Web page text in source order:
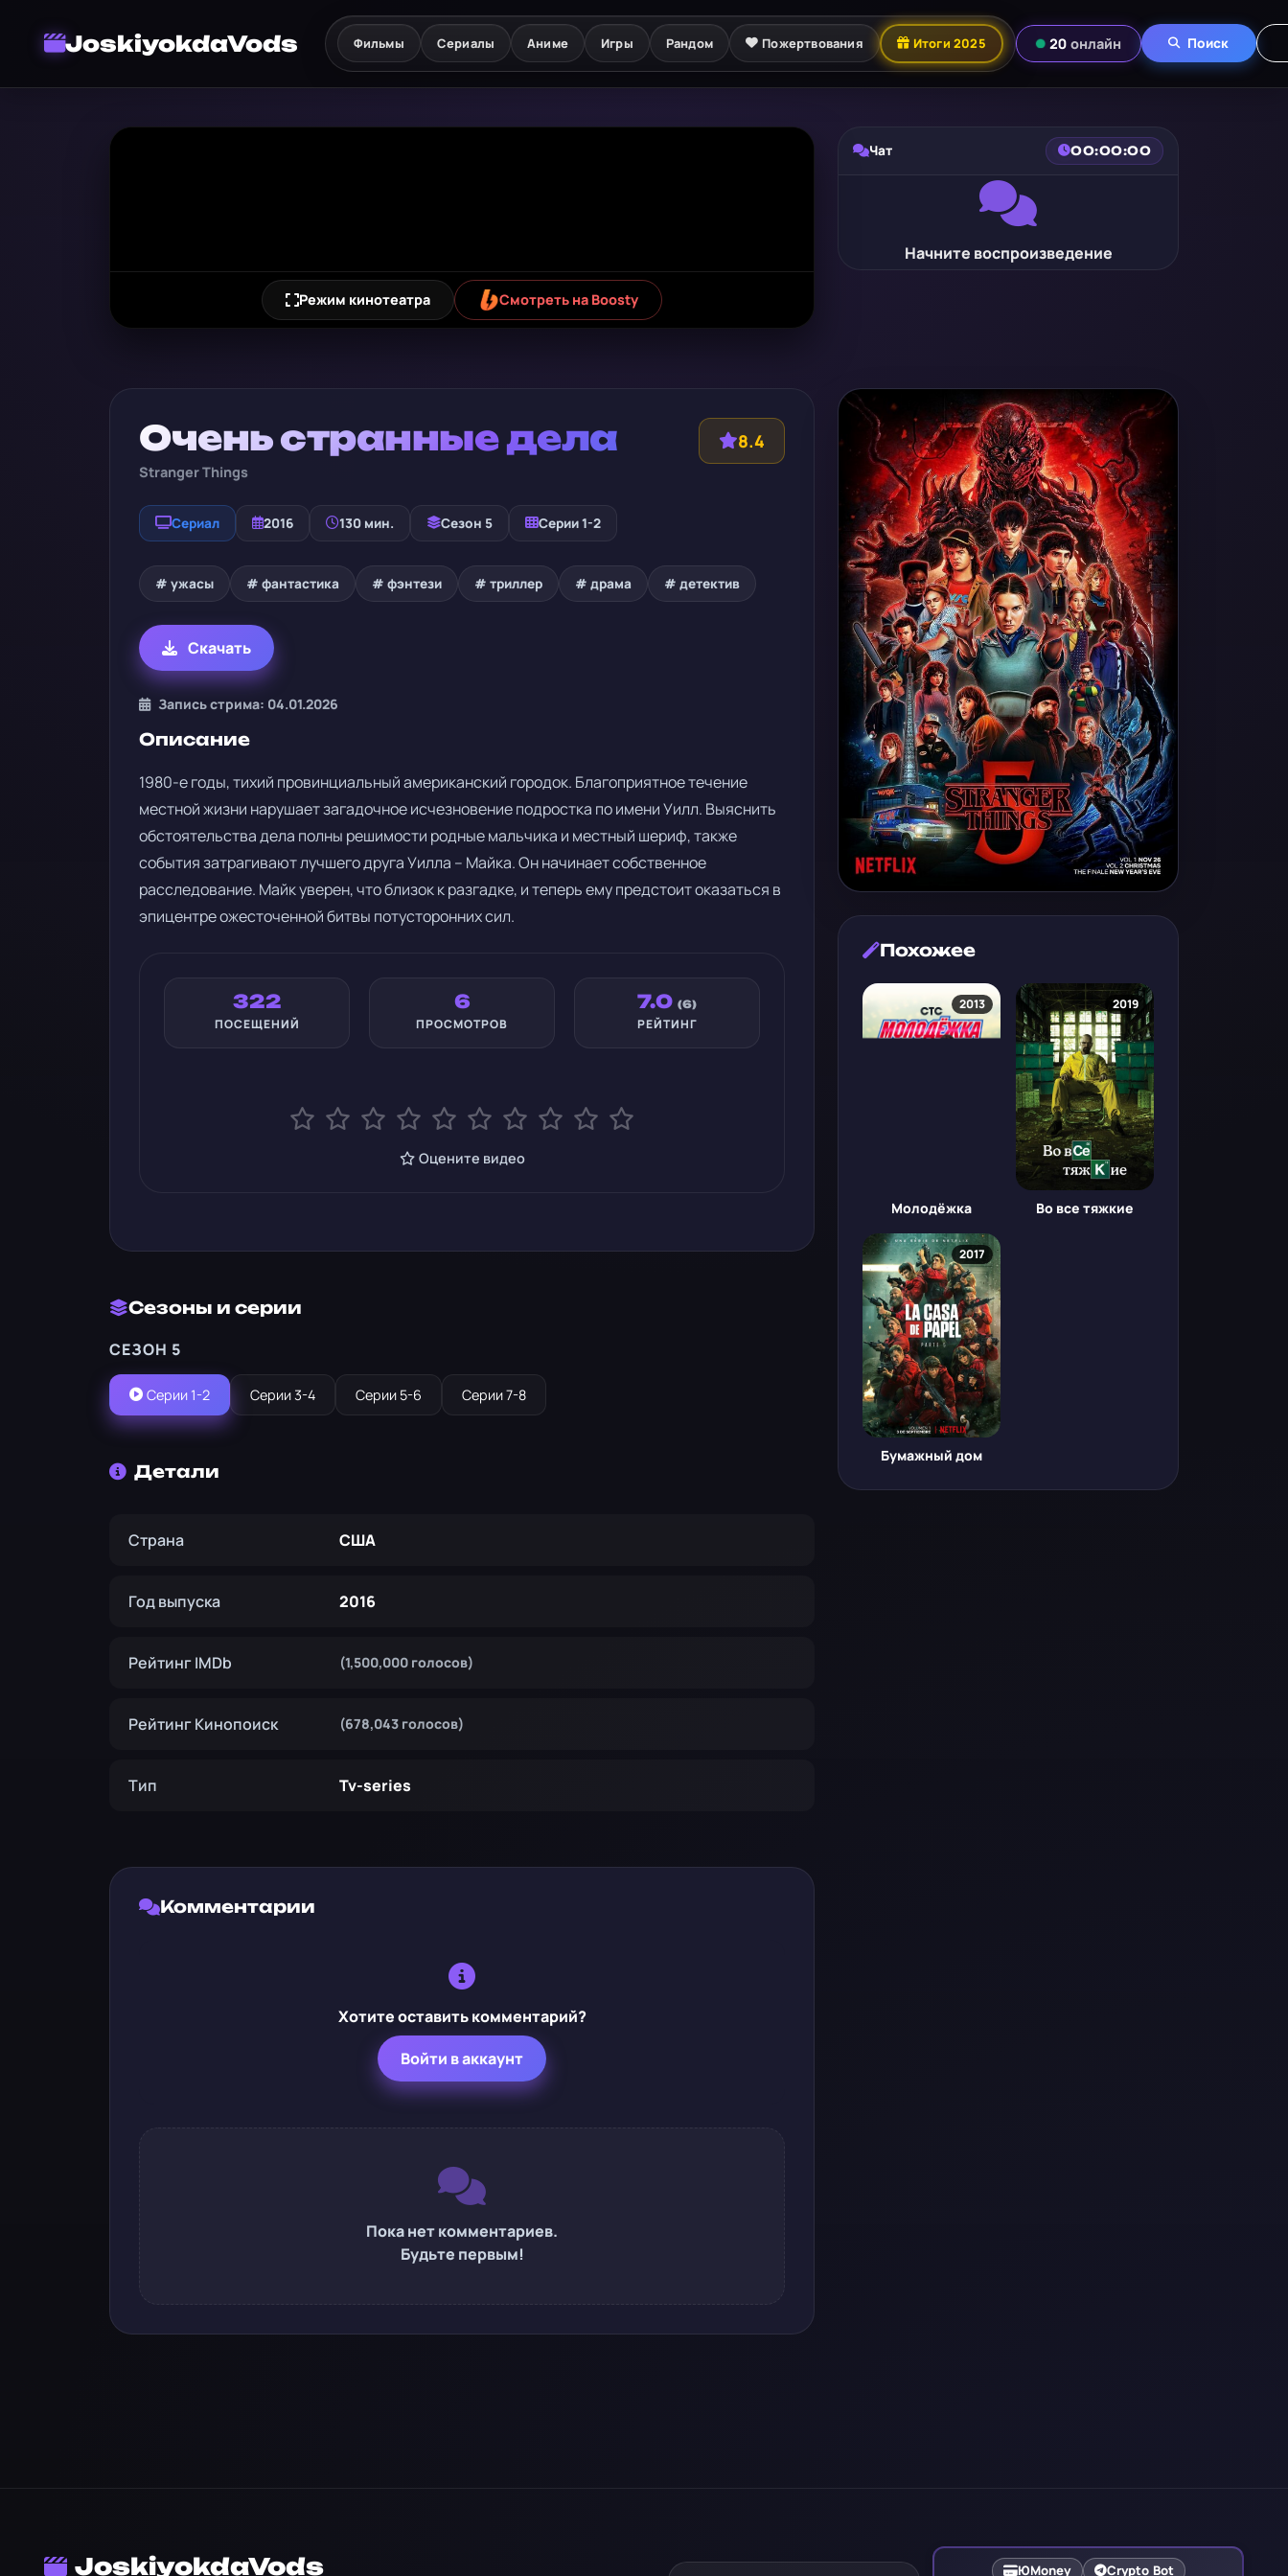
JoskiyokdaVods Фильмы Сериалы Аниме Игры Рандом Пожертвования Итоги 2025 20 онлайн Поиск
Режим кинотеатра Смотреть на Boosty
Чат 00:00:00
Начните воспроизведение
Очень странные дела
Stranger Things
8.4
Сериал 2016 130 мин. Сезон 5 Серии 1-2
# ужасы # фантастика # фэнтези # триллер # драма # детектив
Скачать
Запись стрима: 04.01.2026
Описание
1980-е годы, тихий провинциальный американский городок. Благоприятное течение
местной жизни нарушает загадочное исчезновение подростка по имени Уилл. Выяснить
обстоятельства дела полны решимости родные мальчика и местный шериф, также
события затрагивают лучшего друга Уилла – Майка. Он начинает собственное
расследование. Майк уверен, что близок к разгадке, и теперь ему предстоит оказаться в
эпицентре ожесточенной битвы потусторонних сил.
322
ПОСЕЩЕНИЙ
6
ПРОСМОТРОВ
7.0 (6)
РЕЙТИНГ
Оцените видео
Сезоны и серии
СЕЗОН 5
Серии 1-2 Серии 3-4 Серии 5-6 Серии 7-8
Детали
Страна США
Год выпуска 2016
Рейтинг IMDb (1,500,000 голосов)
Рейтинг Кинопоиск (678,043 голосов)
Тип Tv-series
Комментарии
Хотите оставить комментарий?
Войти в аккаунт
Пока нет комментариев.
Будьте первым!
Похожее
2013
Молодёжка
2019
Во все тяжкие
2017
Бумажный дом
JoskiyokdaVods ЮMoney Crypto Bot